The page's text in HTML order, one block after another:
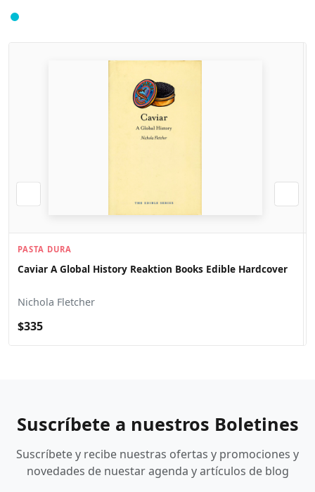
PASTA DURA
Caviar A Global History Reaktion Books Edible Hardcover
Nichola Fletcher
$335
Suscríbete a nuestros Boletines
Suscríbete y recibe nuestras ofertas y promociones y
novedades de nuestar agenda y artículos de blog